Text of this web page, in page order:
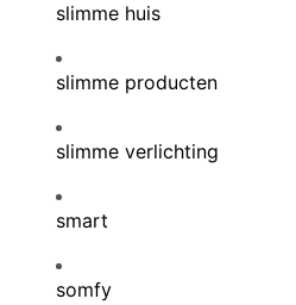
slimme huis
slimme producten
slimme verlichting
smart
somfy